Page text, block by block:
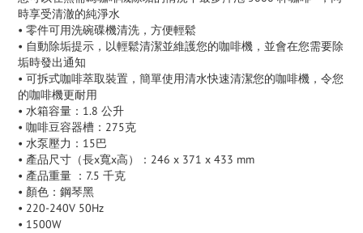
時享受清澈的純淨水
• 零件可用洗碗碟機清洗，方便輕鬆
• 自動除垢提示，以輕鬆清潔並維護您的咖啡機，並會在您需要除
垢時發出通知
• 可拆式咖啡萃取裝置，簡單使用清水快速清潔您的咖啡機，令您
的咖啡機更耐用
• 水箱容量：1.8 公升
• 咖啡豆容器槽：275克
• 水泵壓力：15巴
• 產品尺寸（長x寬x高）：246 x 371 x 433 mm
• 產品重量 ：7.5 千克
• 顏色：鋼琴黑
• 220-240V 50Hz
• 1500W